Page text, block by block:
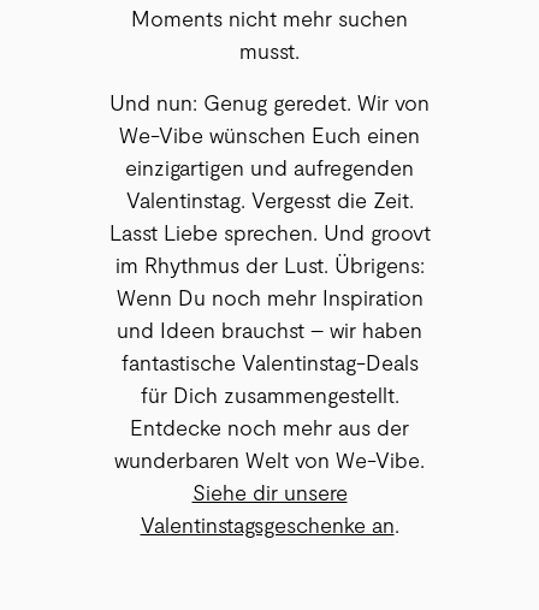
Moments nicht mehr suchen
musst.
Und nun: Genug geredet. Wir von
We-Vibe wünschen Euch einen
einzigartigen und aufregenden
Valentinstag. Vergesst die Zeit.
Lasst Liebe sprechen. Und groovt
im Rhythmus der Lust. Übrigens:
Wenn Du noch mehr Inspiration
und Ideen brauchst – wir haben
fantastische Valentinstag-Deals
für Dich zusammengestellt.
Entdecke noch mehr aus der
wunderbaren Welt von We-Vibe.
Siehe dir unsere
Valentinstagsgeschenke an.